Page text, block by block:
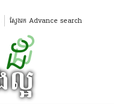
ស្វែងរក Advance search